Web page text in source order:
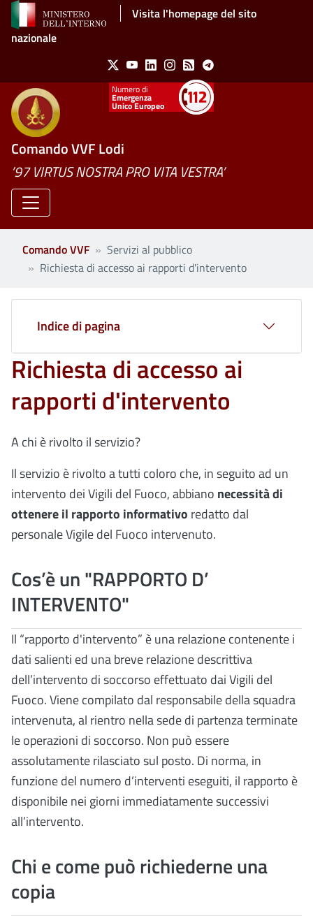
Salta al contenuto principaleVisita l'homepage del sito
nazionale
Social Menu
X YoutubeLinkedinInstagram
Feed Telegram
Emergenza
Unico Europeo
Comando VVF Lodi
’97 VIRTUS NOSTRA PRO VITA VESTRA’
Comando VVF
Servizi al pubblico
Richiesta di accesso ai rapporti d'intervento
Richiesta di accesso ai
rapporti d'intervento
A chi è rivolto il servizio?
Il servizio è rivolto a tutti coloro che, in seguito ad un
intervento dei Vigili del Fuoco, abbiano necessità di
ottenere il rapporto informativo redatto dal
personale Vigile del Fuoco intervenuto.
Cos’è un "RAPPORTO D’
INTERVENTO"
Il “rapporto d'intervento” è una relazione contenente i
dati salienti ed una breve relazione descrittiva
dell’intervento di soccorso effettuato dai Vigili del
Fuoco. Viene compilato dal responsabile della squadra
intervenuta, al rientro nella sede di partenza terminate
le operazioni di soccorso. Non può essere
assolutamente rilasciato sul posto. Di norma, in
funzione del numero d’interventi eseguiti, il rapporto è
disponibile nei giorni immediatamente successivi
all’intervento.
Chi e come può richiederne una
copia
Indice di pagina